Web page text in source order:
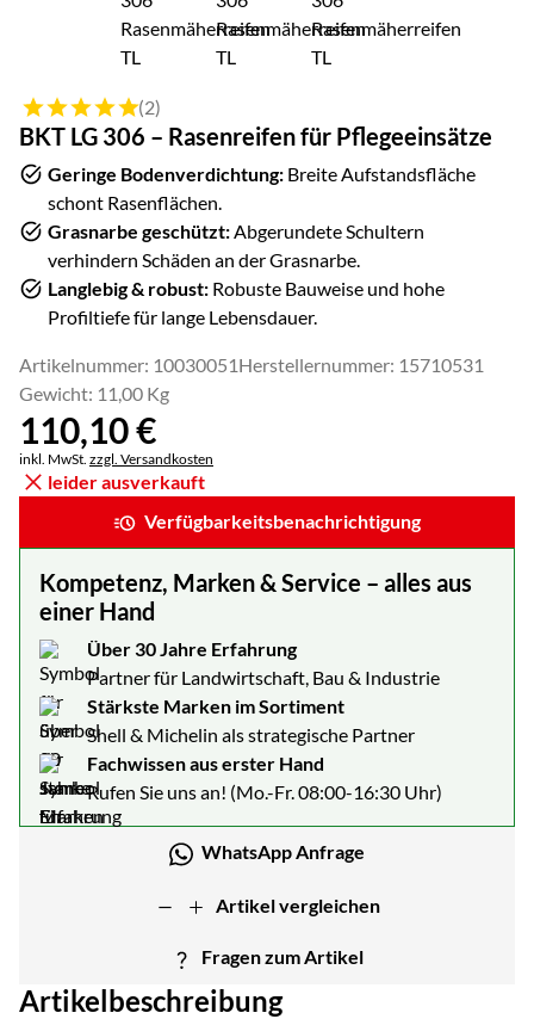
Bewertung: 5 von 5 (2 Bewertungen)
(2)
BKT LG 306 – Rasenreifen für Pflegeeinsätze
Geringe Bodenverdichtung: Breite Aufstandsfläche
schont Rasenflächen.
Grasnarbe geschützt: Abgerundete Schultern
verhindern Schäden an der Grasnarbe.
Langlebig & robust: Robuste Bauweise und hohe
Profiltiefe für lange Lebensdauer.
Artikelnummer: 10030051Herstellernummer: 15710531
Gewicht: 11,00 Kg
110,10€
Steuerhinweis:
inkl. MwSt. zzgl. Versandkosten
leider ausverkauft
Verfügbarkeitsbenachrichtigung
Kompetenz, Marken & Service – alles aus
einer Hand
Über 30 Jahre Erfahrung
Partner für Landwirtschaft, Bau & Industrie
Stärkste Marken im Sortiment
Shell & Michelin als strategische Partner
Fachwissen aus erster Hand
Rufen Sie uns an! (Mo.-Fr. 08:00-16:30 Uhr)
WhatsApp Anfrage
Artikel vergleichen
Fragen zum Artikel
Artikelbeschreibung